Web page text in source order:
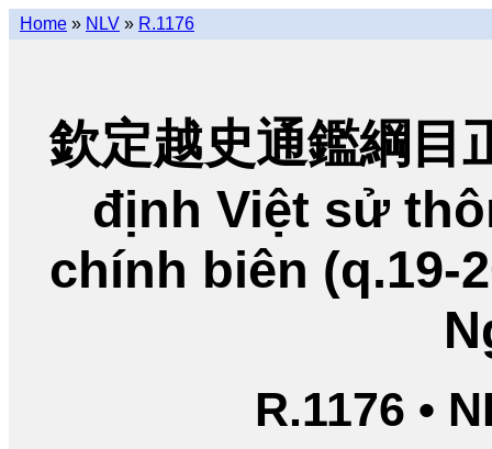
Home » NLV » R.1176
欽定越史通鑑綱目
định Việt sử
chính biên (q.19-
R.1176 •